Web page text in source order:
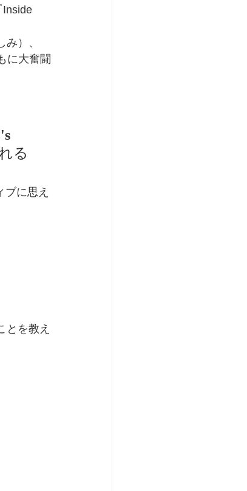
Inside
）、
に大奮闘
る
に思え
とを教え